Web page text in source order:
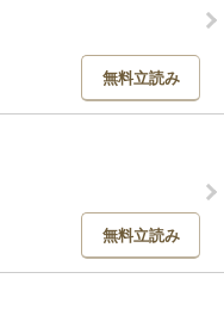
無料立読み
無料立読み